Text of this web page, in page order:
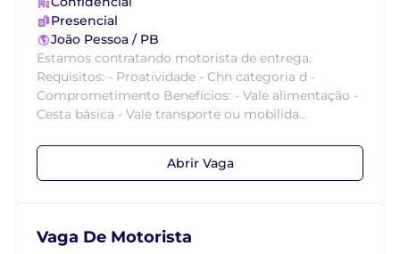
Presencial
João Pessoa / PB
Estamos contratando motorista de entrega.
Requisitos: - Proatividade - Chn categoria d -
Comprometimento Benefícios: - Vale alimentação -
Cesta básica - Vale transporte ou mobilida...
Abrir Vaga
Vaga De Motorista